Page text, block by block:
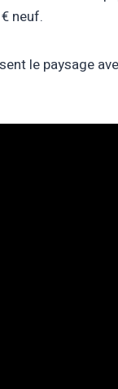
neuf.
le paysage